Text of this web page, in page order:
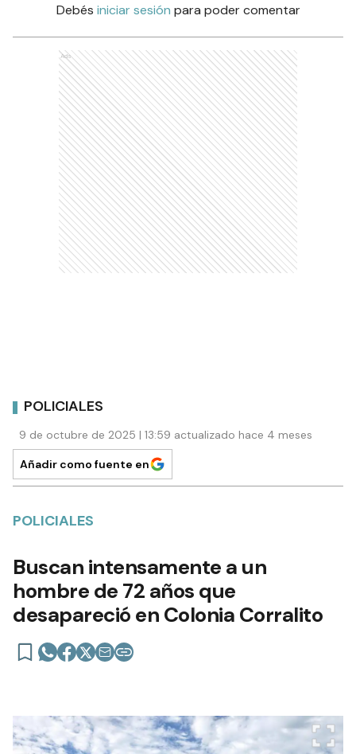
Debés iniciar sesión para poder comentar
Ads
POLICIALES
9 de octubre de 2025 | 13:59 actualizado hace 4 meses
Añadir como fuente en
POLICIALES
Buscan intensamente a un
hombre de 72 años que
desapareció en Colonia Corralito